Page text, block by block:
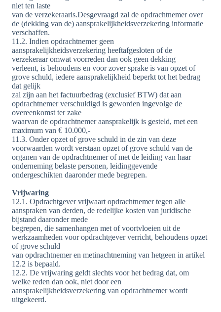
niet ten laste
van de verzekeraaris.Desgevraagd zal de opdrachtnemer over
de (dekking van de) aansprakelijkheidsverzekering informatie
verschaffen.
11.2. Indien opdrachtnemer geen
aansprakelijkheidsverzekering heeftafgesloten of de
verzekeraar omwat voorreden dan ook geen dekking
verleent, is behoudens en voor zover sprake is van opzet of
grove schuld, iedere aansprakelijkheid beperkt tot het bedrag
dat gelijk
zal zijn aan het factuurbedrag (exclusief BTW) dat aan
opdrachtnemer verschuldigd is geworden ingevolge de
overeenkomst ter zake
waarvan de opdrachtnemer aansprakelijk is gesteld, met een
maximum van € 10.000,-
11.3. Onder opzet of grove schuld in de zin van deze
voorwaarden wordt verstaan opzet of grove schuld van de
organen van de opdrachtnemer of met de leiding van haar
onderneming belaste personen, leidinggevende
ondergeschikten daaronder mede begrepen.
Vrijwaring
12.1. Opdrachtgever vrijwaart opdrachtnemer tegen alle
aanspraken van derden, de redelijke kosten van juridische
bijstand daaronder mede
begrepen, die samenhangen met of voortvloeien uit de
werkzaamheden voor opdrachtgever verricht, behoudens opzet
of grove schuld
van opdrachtnemer en metinachtneming van hetgeen in artikel
12.2 is bepaald.
12.2. De vrijwaring geldt slechts voor het bedrag dat, om
welke reden dan ook, niet door een
aansprakelijkheidsverzekering van opdrachtnemer wordt
uitgekeerd.